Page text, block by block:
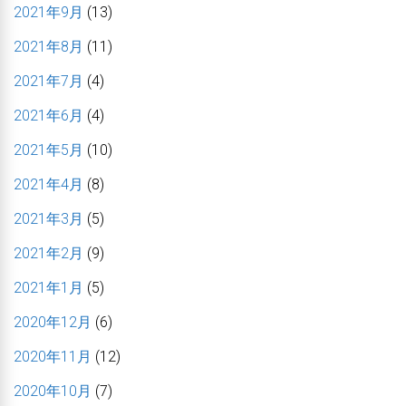
2021年9月 (13)
2021年8月 (11)
2021年7月 (4)
2021年6月 (4)
2021年5月 (10)
2021年4月 (8)
2021年3月 (5)
2021年2月 (9)
2021年1月 (5)
2020年12月 (6)
2020年11月 (12)
2020年10月 (7)